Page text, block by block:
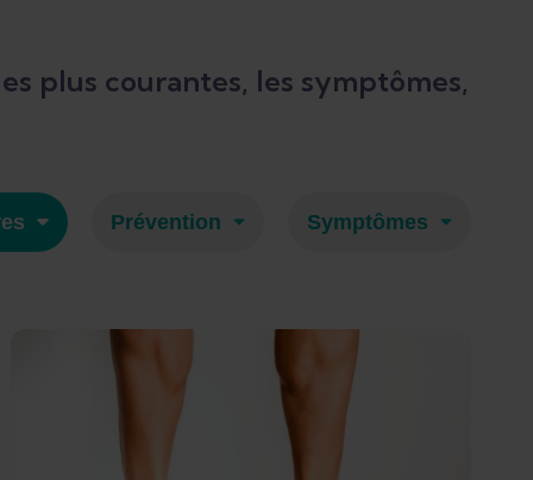
plus courantes, les symptômes,
Prévention Symptômes